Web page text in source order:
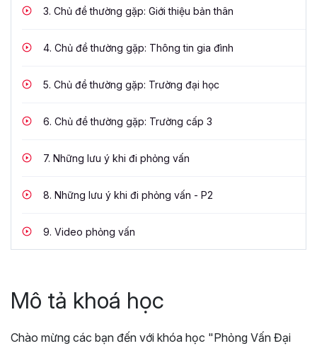
3. Chủ đề thường gặp: Giới thiệu bản thân
4. Chủ đề thường gặp: Thông tin gia đình
5. Chủ đề thường gặp: Trường đại học
6. Chủ đề thường gặp: Trường cấp 3
7. Những lưu ý khi đi phỏng vấn
8. Những lưu ý khi đi phỏng vấn - P2
9. Video phỏng vấn
Mô tả khoá học
Chào mừng các bạn đến với khóa học "Phỏng Vấn Đại